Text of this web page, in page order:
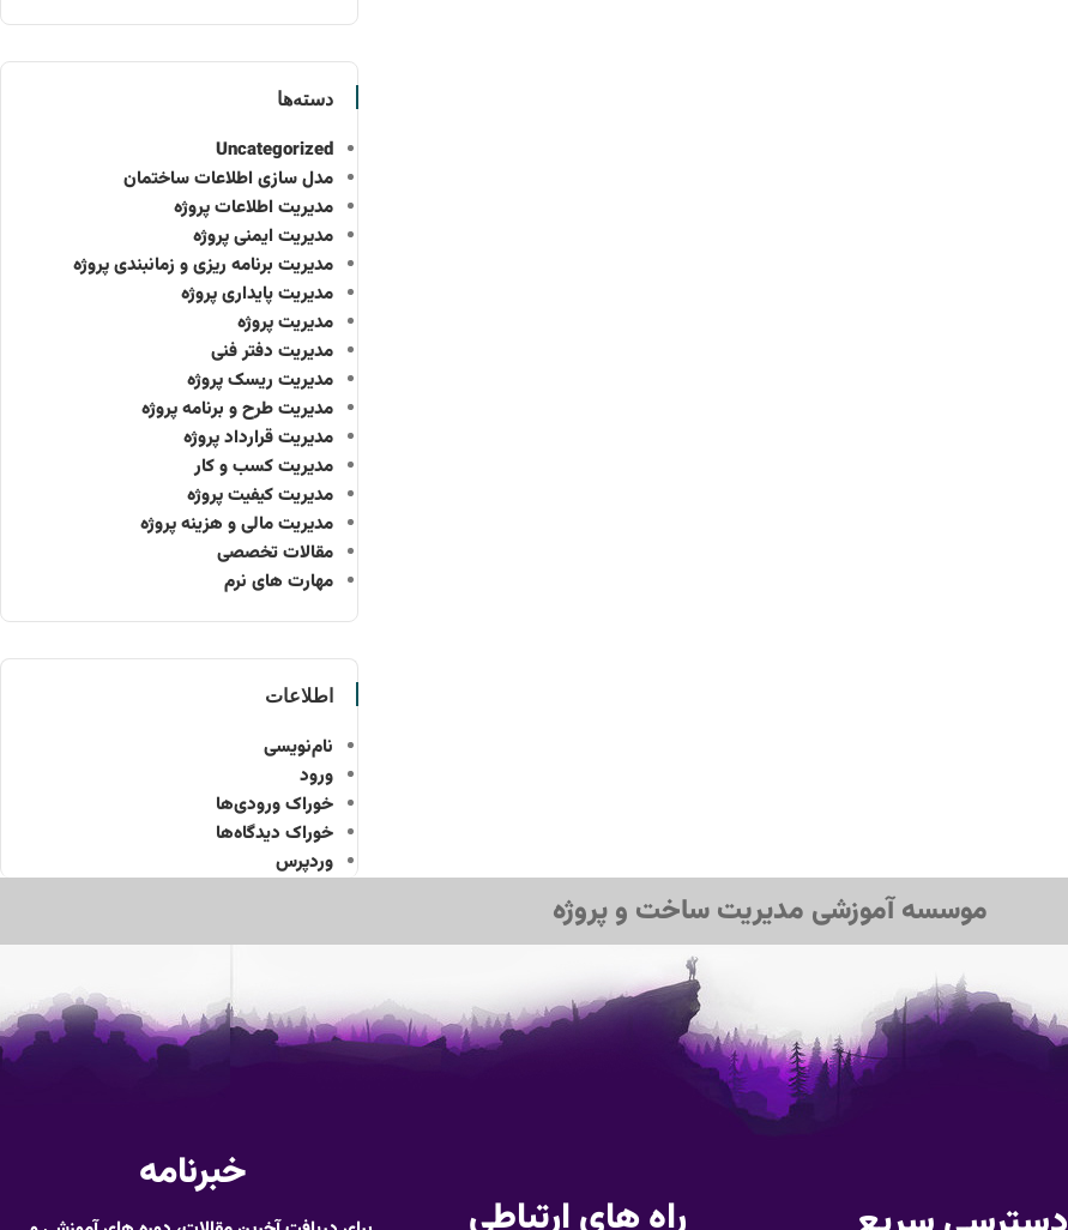
دسته‌ها
Uncategorized
مدل سازی اطلاعات ساختمان
مدیریت اطلاعات پروژه
مدیریت ایمنی پروژه
مدیریت برنامه ریزی و زمانبندی پروژه
مدیریت پایداری پروژه
مدیریت پروژه
مدیریت دفتر فنی
مدیریت ریسک پروژه
مدیریت طرح و برنامه پروژه
مدیریت قرارداد پروژه
مدیریت کسب و کار
مدیریت کیفیت پروژه
مدیریت مالی و هزینه پروژه
مقالات تخصصی
مهارت های نرم
اطلاعات
نام‌نویسی
ورود
خوراک ورودی‌ها
خوراک دیدگاه‌ها
وردپرس
موسسه آموزشی مدیریت ساخت و پروژه
راه های ارتباطی
خبرنامه